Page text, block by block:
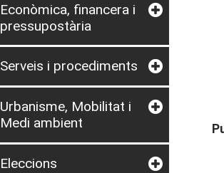
Econòmica, financera i
pressupostària
Serveis i procediments
Urbanisme, Mobilitat i
Medi ambient
Eleccions